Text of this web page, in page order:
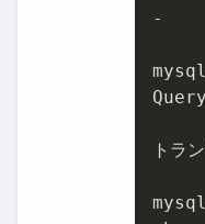
-
mysql
トラ
mysql